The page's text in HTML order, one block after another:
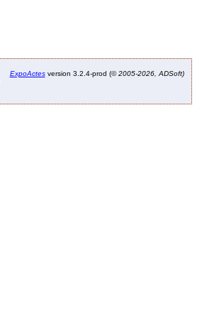
ExpoActesversion 3.2.4-prod (©2005-2026, ADSoft)